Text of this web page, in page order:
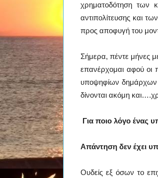
χρηματοδότηση των
αντιπολίτευσης και
προς αποφυγή του
Σήμερα, πέντε μήνες
επανέρχομαι αφού οι
υποψηφίων δημάρχων
δίνονται ακόμη
Για ποιο λόγο ένας
Απάντηση δεν έχει
Ουδείς εξ όσων το